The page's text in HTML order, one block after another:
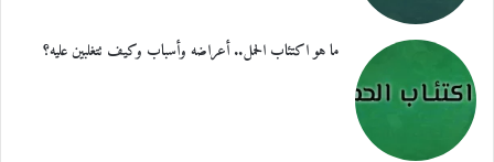
ما هو اكتئاب الحمل.. أعراضه وأسباب وكيف تتغلبين عليه؟